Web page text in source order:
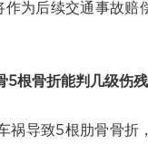
作为后续交通事故赔
5根骨折能判几级伤残
导致5根肋骨骨折